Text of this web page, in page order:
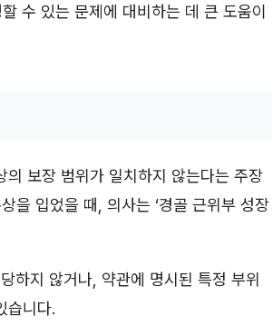
수 있는 문제에 대비하는 데 큰 도움이
보장 범위가 일치하지 않는다는 주장
을 입었을 때, 의사는 ‘경골 근위부 성장
하지 않거나, 약관에 명시된 특정 부위
습니다.